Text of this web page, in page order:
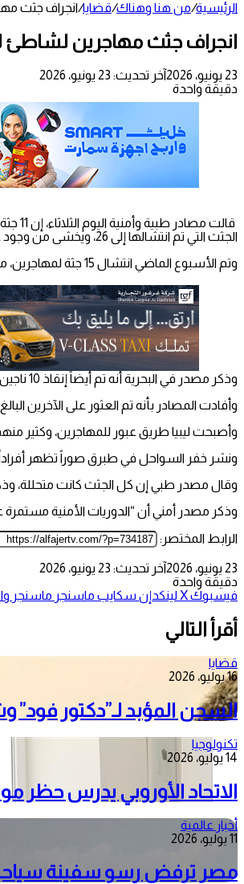
الرئيسية/من هنا وهناك/قضايا/انجراف جثث
انجراف جثث مهاجرين لشاطئ
23 يونيو، 2026
آخر تحديث: 23 يونيو، 2026
دقيقة واحدة
الجثث التي تم انتشالها إلى 26، ويخشى من وجود عشرات آخرين في عداد المفقودين.
وتم الأسبوع الماضي انتشال 15 جثة لمهاجرين، من بينهم فتاة، من عدة أماكن على شاطئ مدينة طبرق التي تقع قرب الحدود المصرية.
وذكر مصدر في البحرية أنه تم أيضاً إنقاذ 10 ناجين قالوا إن القارب كان يحمل نحو 61 شخصاً.
وأفادت المصادر بأنه تم العثور على الآخرين البالغ عددهم 11 منذ يوم الأحد عندما تم
وأصبحت ليبيا طريق عبور للمهاجرين، وكثير
ونشر خفر السواحل في طبرق صوراً تظهر
وقال مصدر طبي إن كل الجثث كانت متحللة،
وذكر مصدر أمني أن “الدوريات الأمنية
الرابط المختصر:
23 يونيو، 2026
آخر تحديث: 23 يونيو، 2026
دقيقة واحدة
فيسبوك‫Xلينكدإن سكايب ماسنجر ماسنجر
أقرأ التالي
قضايا
16 يوليو، 2026
السجن المؤبد لـ”دكتور
تكنولوجيا
14 يوليو، 2026
الاتحاد الأوروبي يدرس حظر
أخبار عالمية
11 يوليو، 2026
مصر ترفض رسو سفينة سياحية